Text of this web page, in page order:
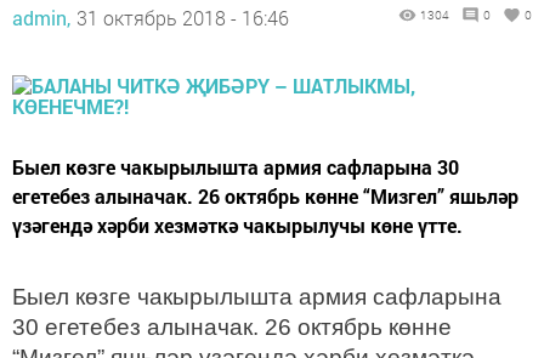
admin, 31 октябрь 2018 - 16:46 1304 0 0
Быел көзге чакырылышта армия сафларына 30
егетебез алыначак. 26 октябрь көнне “Мизгел” яшьләр
үзәгендә хәрби хезмәткә чакырылучы көне үтте.
Быел көзге чакырылышта армия сафларына
30 егетебез алыначак. 26 октябрь көнне